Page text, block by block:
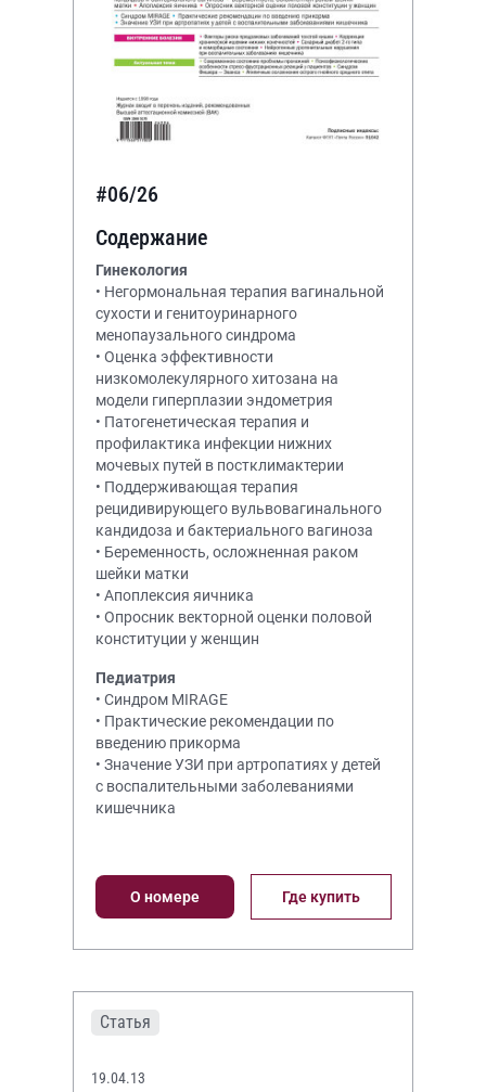
#06/26
Содержание
Гинекология
• Негормональная терапия вагинальной
сухости и генитоуринарного
менопаузального синдрома
• Оценка эффективности
низкомолекулярного хитозана на
модели гиперплазии эндометрия
• Патогенетическая терапия и
профилактика инфекции нижних
мочевых путей в постклимактерии
• Поддерживающая терапия
рецидивирующего вульвовагинального
кандидоза и бактериального вагиноза
• Беременность, осложненная раком
шейки матки
• Апоплексия яичника
• Опросник векторной оценки половой
конституции у женщин
Педиатрия
• Синдром MIRAGE
• Практические рекомендации по
введению прикорма
• Значение УЗИ при артропатиях у детей
с воспалительными заболеваниями
кишечника
О номере Где купить
Статья
19.04.13